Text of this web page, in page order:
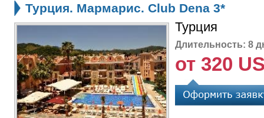
Турция. Мармарис. Club Dena 3*
Турция
Длительность: 8
от 320